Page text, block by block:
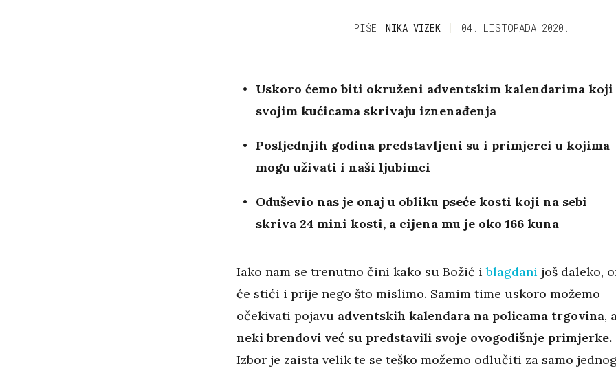
PIŠE NIKA VIZEK 04. LISTOPADA 2020.
Uskoro ćemo biti okruženi adventskim kalendarima koji
svojim kućicama skrivaju iznenađenja
Posljednjih godina predstavljeni su i primjerci u kojima
mogu uživati i naši ljubimci
Oduševio nas je onaj u obliku pseće kosti koji na sebi
skriva 24 mini kosti, a cijena mu je oko 166 kuna
Iako nam se trenutno čini kako su Božić iblagdani još daleko,
će stići i prije nego što mislimo. Samim time uskoro možemo
očekivati pojavu adventskih kalendara na policama trgovina,
neki brendovi već su predstavili svoje ovogodišnje primjerke.
Izbor je zaista velik te se teško možemo odlučiti za samo